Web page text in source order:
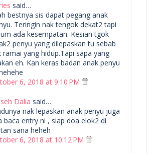
said…
bestnya sis dapat pegang anak
Teringin nak tengok dekat2 tapi
ada kesempatan. Kesian tgok
penyu yang dilepaskan tu sebab
ramai yang hidup.Tapi sapa yang
eh. Kan keras badan anak penyu
6, 2018 at 9:10 PM
Dalia said…
nak lepaskan anak penyu juga
baca entry ni , siap doa elok2 di
sana heheh
6, 2018 at 10:12 PM